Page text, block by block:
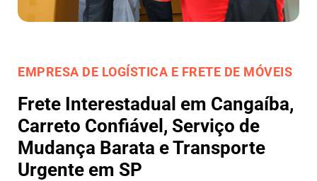
EMPRESA DE LOGÍSTICA E FRETE DE MÓVEIS
Frete Interestadual em Cangaíba,
Carreto Confiável, Serviço de
Mudança Barata e Transporte
Urgente em SP